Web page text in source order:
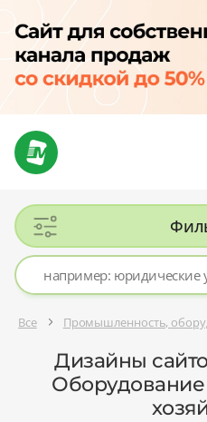
Все Промышленность,
Дизайны
Оборудование